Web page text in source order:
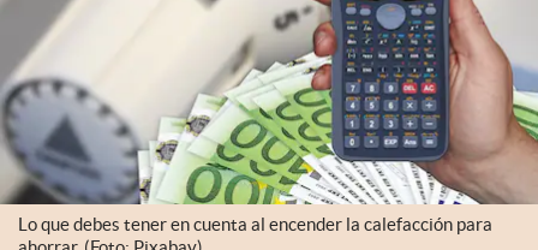
Lo que debes tener en cuenta al encender la calefacción para